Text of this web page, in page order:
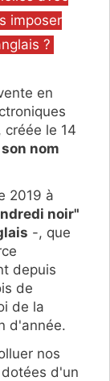
imposer
?
en
créée le 14
son nom
2019 à
noir"
-, que
depuis
de
de la
d'année.
nos
d'un